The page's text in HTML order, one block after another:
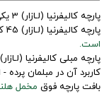
پارچه کالیفرنیا (لـازار) 3 یکی از کدهای کالیفرنیا (لـازار) هست.
پارچه کالیفرنیا (لـازار) 45 کد دارد که همه کدهای آن در سایت
است.
پارچه مبلی کالیفرنیا (لـازار) 3 به رنگ کرم میباشد.
کاربرد آن در مبلمان پرده
بافت پارچه فوق مخمل